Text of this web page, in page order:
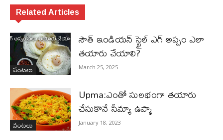
Related Articles
వంటలు
సౌత్ ఇండియన్ స్టైల్ ఎగ్ అప్పం ఎలా
తయారు చేయాలి?
March 25, 2025
వంటలు
Upma:ఎంతో సులభంగా తయారు
చేసుకొనే సేమ్యా ఉప్మా
January 18, 2023